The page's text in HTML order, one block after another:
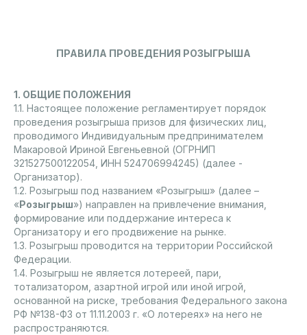
ПРАВИЛА ПРОВЕДЕНИЯ РОЗЫГРЫША
1. ОБЩИЕ ПОЛОЖЕНИЯ
1.1. Настоящее положение регламентирует порядок
проведения розыгрыша призов для физических лиц,
проводимого Индивидуальным предпринимателем
Макаровой Ириной Евгеньевной (ОГРНИП
321527500122054, ИНН 524706994245) (далее -
Организатор).
1.2. Розыгрыш под названием «Розыгрыш» (далее –
«Розыгрыш») направлен на привлечение внимания,
формирование или поддержание интереса к
Организатору и его продвижение на рынке.
1.3. Розыгрыш проводится на территории Российской
Федерации.
1.4. Розыгрыш не является лотереей, пари,
тотализатором, азартной игрой или иной игрой,
основанной на риске, требования Федерального закона
РФ №138-ФЗ от 11.11.2003 г. «О лотереях» на него не
распространяются.